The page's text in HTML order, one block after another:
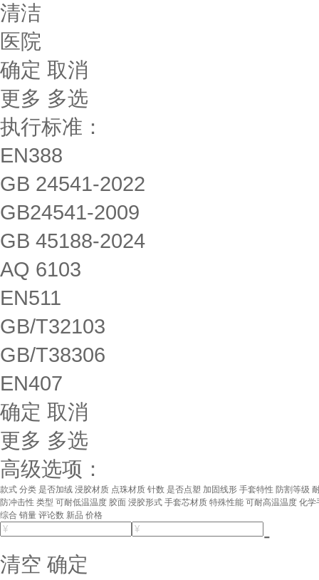
清洁
医院
确定 取消
更多 多选
执行标准：
EN388
GB 24541-2022
GB24541-2009
GB 45188-2024
AQ 6103
EN511
GB/T32103
GB/T38306
EN407
确定 取消
更多 多选
高级选项：
款式 分类 是否加绒 浸胶材质 点珠材质 针数 是否点塑 加固线形 手套特性 防割等级
防冲击性 类型 可耐低温温度 胶面 浸胶形式 手套芯材质 特殊性能 可耐高温温度 化学
综合 销量 评论数 新品 价格
-
清空 确定